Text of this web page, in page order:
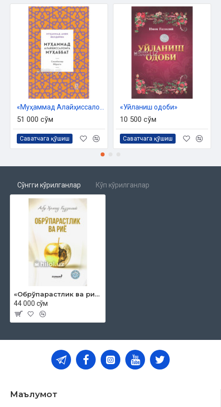
Риёнинг ҳақиқати ва риё қилинадиган амал
Риёнинг даражалари
Риёнинг учинчи рукни риёкорнинг қасд қилган нарсаси
Чумоли ўрмалашидан ҳам махфий бўлган яширин риё
Яширин ва очиқ риёдан амалларни ҳабата қиладиган ва
қилмайдиганлари
Риёнинг давоси ва қалбни муолажа қилиш
Ибодатларни ошкор қилишга берилган рухсат
Гуноҳни яширишга рухсат этилгани, ўзгалар гуноҳидан
инсонларнинг хабардор бўлиши ва унинг устид мазаммат
қилишлари макруҳ экани
Риё ва унинг офатидан қўрқиб, ибодатни тарк этиш
ибодатдаги фаолликнив дуруст ва дуруст бўлмаган
жиҳатлари
Амалга киришишдан олдин ва кейин лозим бўладиган
нарсалар
51 000 сўм
Саватчага қўшиш
«Уйланиш одоби»
10 500 сўм
Саватчага қўшиш
Сўнгги кўрилганлар Кўп кўрилганлар
«Обрўпарастлик ва риё»
44 000 сўм
Маълумот